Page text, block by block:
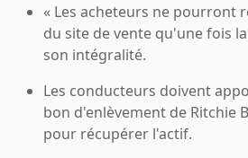
« Les acheteurs ne pourront
du site de vente qu'une fois
son intégralité.
Les conducteurs doivent
bon d'enlèvement de Ritchie
pour récupérer l'actif.